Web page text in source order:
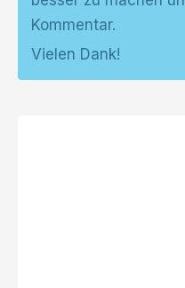
Kommentar.
Vielen Dank!